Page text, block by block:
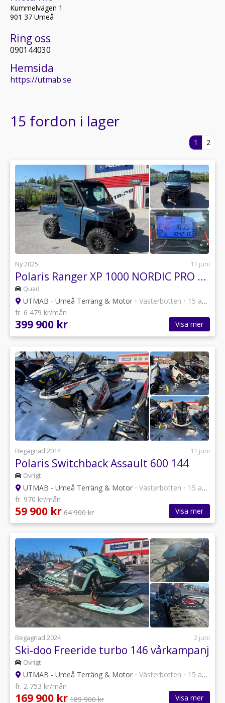
Kummelvägen 1
901 37 Umeå
Ring oss
090144030
Hemsida
https://utmab.se
15 fordon i lager
1 2
Ny 2025 11 juni
Polaris Ranger XP 1000 NORDIC PRO bandsats traktor A
Quad
UTMAB - Umeå Terräng & Motor • Västerbotten • 15 annonser
fr. 6 479 kr/mån
399 900 kr Visa mer
Begagnad 2014 11 juni
Polaris Switchback Assault 600 144
Övrigt
UTMAB - Umeå Terräng & Motor • Västerbotten • 15 annonser
fr. 970 kr/mån
59 900 kr 64 900 kr Visa mer
Begagnad 2024 2 juni
Ski-doo Freeride turbo 146 vårkampanj
Övrigt
UTMAB - Umeå Terräng & Motor • Västerbotten • 15 annonser
fr. 2 753 kr/mån
169 900 kr 189 900 kr Visa mer